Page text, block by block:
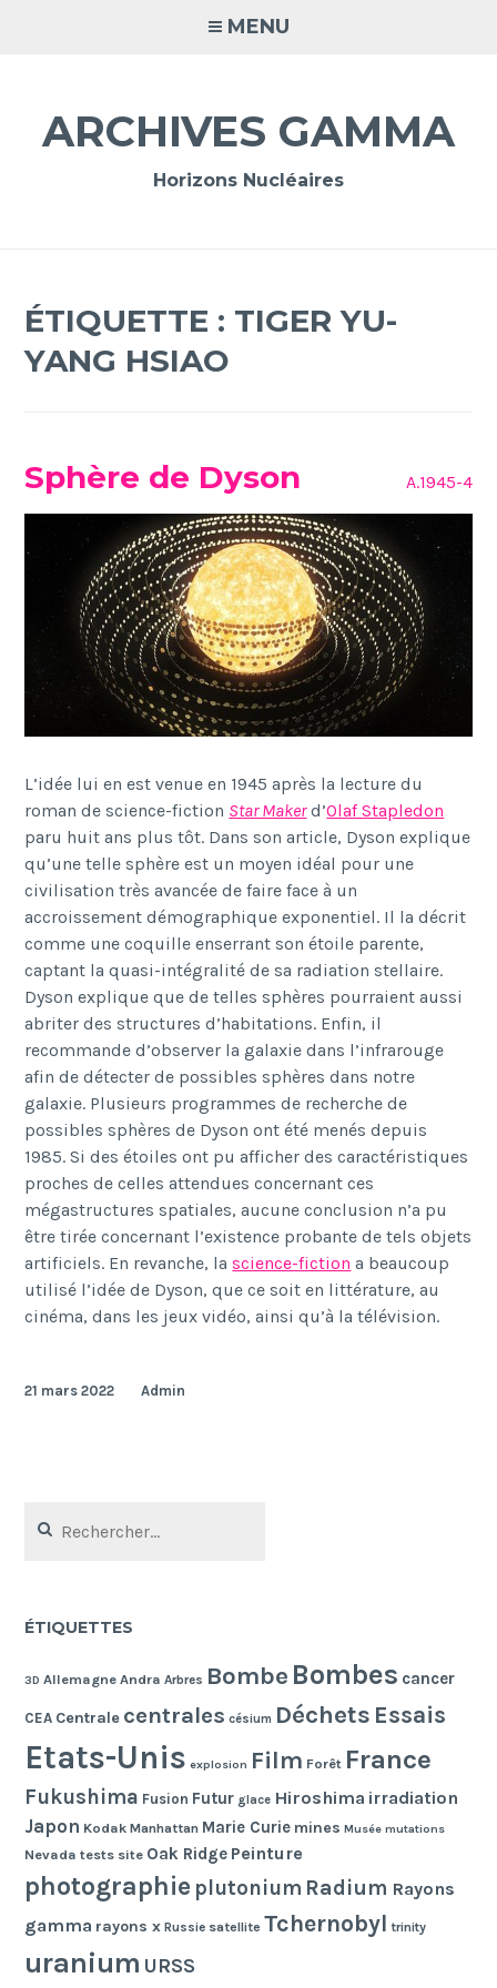
MENU
ARCHIVES GAMMA
Horizons Nucléaires
ÉTIQUETTE : TIGER YU-
YANG HSIAO
Sphère de Dyson A.1945-4
L’idée lui en est venue en 1945 après la lecture du
roman de science-fiction Star Makerd’Olaf Stapledon
paru huit ans plus tôt. Dans son article, Dyson explique
qu’une telle sphère est un moyen idéal pour une
civilisation très avancée de faire face à un
accroissement démographique exponentiel. Il la décrit
comme une coquille enserrant son étoile parente,
captant la quasi-intégralité de sa radiation stellaire.
Dyson explique que de telles sphères pourraient aussi
abriter des structures d’habitations. Enfin, il
recommande d’observer la galaxie dans l’infrarouge
afin de détecter de possibles sphères dans notre
galaxie. Plusieurs programmes de recherche de
possibles sphères de Dyson ont été menés depuis
1985. Si des étoiles ont pu afficher des caractéristiques
proches de celles attendues concernant ces
mégastructures spatiales, aucune conclusion n’a pu
être tirée concernant l’existence probante de tels objets
artificiels. En revanche, lascience-fiction a beaucoup
utilisé l’idée de Dyson, que ce soit en littérature, au
cinéma, dans les jeux vidéo, ainsi qu’à la télévision.
21 mars 2022 Admin
ÉTIQUETTES
3D Allemagne Andra Arbres Bombe Bombes cancer
CEA Centrale centrales césium Déchets Essais
Etats-Unis explosion Film Forêt France
Fukushima Fusion Futur glace Hiroshima irradiation
Japon Kodak Manhattan Marie Curie mines Musée mutations
Nevada tests site Oak Ridge Peinture
photographie plutonium Radium Rayons
gamma rayons x Russie satellite Tchernobyl trinity
uranium URSS